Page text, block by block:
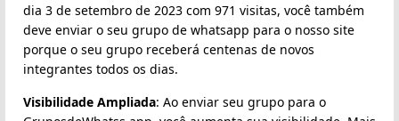
dia 3 de setembro de 2023 com 971 visitas, você também
deve enviar o seu grupo de whatsapp para o nosso site
porque o seu grupo receberá centenas de novos
integrantes todos os dias.
Visibilidade Ampliada: Ao enviar seu grupo para o